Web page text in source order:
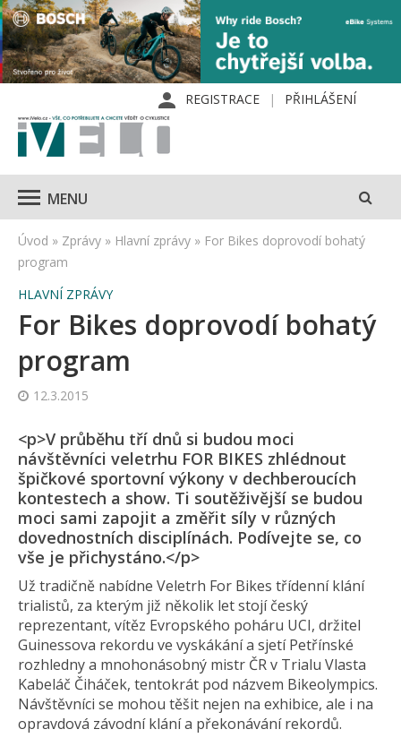
REGISTRACE PŘIHLÁŠENÍ
MENU
Úvod » Zprávy » Hlavní zprávy » For Bikes doprovodí bohatý
program
HLAVNÍ ZPRÁVY
For Bikes doprovodí bohatý
program
12.3.2015
<p>V průběhu tří dnů si budou moci
návštěvníci veletrhu FOR BIKES zhlédnout
špičkové sportovní výkony v dechberoucích
kontestech a show. Ti soutěživější se budou
moci sami zapojit a změřit síly v různých
dovednostních disciplínách. Podívejte se, co
vše je přichystáno.</p>
Už tradičně nabídne Veletrh For Bikes třídenní klání
trialistů, za kterým již několik let stojí český
reprezentant, vítěz Evropského poháru UCI, držitel
Guinessova rekordu ve vyskákání a sjetí Petřínské
rozhledny a mnohonásobný mistr ČR v Trialu Vlasta
Kabeláč Čiháček, tentokrát pod názvem Bikeolympics.
Návštěvníci se mohou těšit nejen na exhibice, ale i na
opravdová závodní klání a překonávání rekordů.